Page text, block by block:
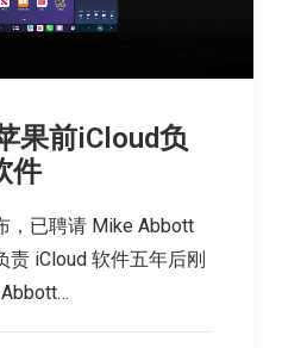
果前iCloud负
件
，已聘请 Mike Abbott
责 iCloud 软件五年后刚